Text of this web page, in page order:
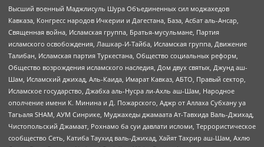
Высший военный Маджлисуль Шура Объединенных сил моджахедов
Кавказа, Конгресс народов Ичкерии и Дагестана, База, Асбат аль-Ансар,
Священная война, Исламская группа, Братья-мусульмане, Партия
исламского освобождения, Лашкар-И-Тайба, Исламская группа, Движение
Талибан, Исламская партия Туркестана, Общество социальных реформ,
Общество возрождения исламского наследия, Дом двух святых, Джунд аш-
Шам, Исламский джихад, Аль-Каида, Имарат Кавказ, АБТО, Правый сектор,
Исламское государство, Джабха аль-Нусра ли-Ахль аш-Шам, Народное
ополчение имени К. Минина и Д. Пожарского, Аджр от Аллаха Субхану уа
Тагьаля SHAM, АУМ Синрике, Муджахеды джамаата Ат-Тавхида Валь-Джихад,
Чистопольский Джамаат, Рохнамо ба суи давлати исломи, Террористическое
сообщество Сеть, Катиба Таухид валь-Джихад, Хайят Тахрир аш-Шам, Ахлю